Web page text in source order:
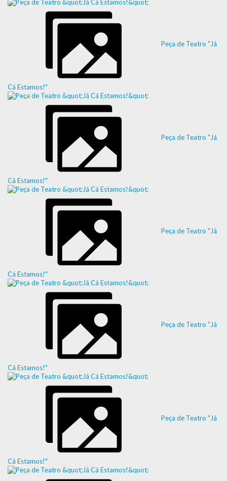
Peça de Teatro "Já
Cá Estamos!"
Peça de Teatro "Já
Cá Estamos!"
Peça de Teatro "Já
Cá Estamos!"
Peça de Teatro "Já
Cá Estamos!"
Peça de Teatro "Já
Cá Estamos!"